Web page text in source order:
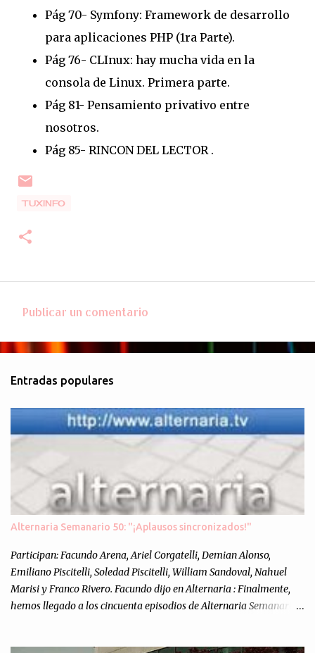
Pág 70- Symfony: Framework de desarrollo
para aplicaciones PHP (1ra Parte).
Pág 76- CLInux: hay mucha vida en la
consola de Linux. Primera parte.
Pág 81- Pensamiento privativo entre
nosotros.
Pág 85- RINCON DEL LECTOR .
TUXINFO
o
e
n
t
o
s
Publicar un comentario
Entradas populares
Alternaria Semanario 50: "¡Aplausos sincronizados!"
Participan: Facundo Arena, Ariel Corgatelli, Demian Alonso,
Emiliano Piscitelli, Soledad Piscitelli, William Sandoval, Nahuel
Marisi y Franco Rivero. Facundo dijo en Alternaria : Finalmente,
hemos llegado a los cincuenta episodios de Alternaria Semanario.